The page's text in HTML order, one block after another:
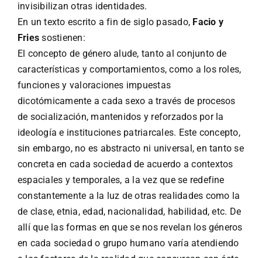
invisibilizan otras identidades.
En un texto escrito a fin de siglo pasado, Facio y
Fries sostienen:
El concepto de género alude, tanto al conjunto de
características y comportamientos, como a los roles,
funciones y valoraciones impuestas
dicotómicamente a cada sexo a través de procesos
de socialización, mantenidos y reforzados por la
ideología e instituciones patriarcales. Este concepto,
sin embargo, no es abstracto ni universal, en tanto se
concreta en cada sociedad de acuerdo a contextos
espaciales y temporales, a la vez que se redefine
constantemente a la luz de otras realidades como la
de clase, etnia, edad, nacionalidad, habilidad, etc. De
allí que las formas en que se nos revelan los géneros
en cada sociedad o grupo humano varía atendiendo